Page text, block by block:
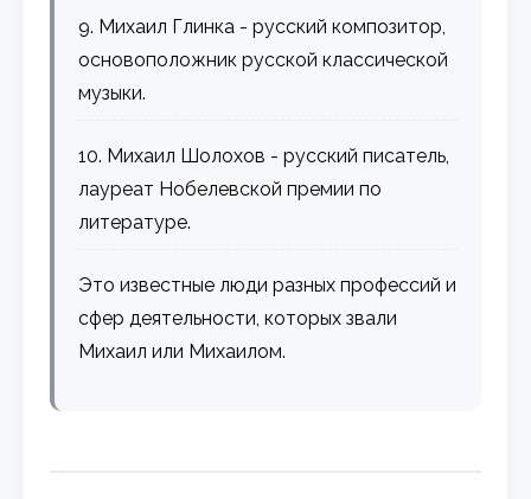
9. Михаил Глинка - русский композитор,
основоположник русской классической
музыки.
10. Михаил Шолохов - русский писатель,
лауреат Нобелевской премии по
литературе.
Это известные люди разных профессий и
сфер деятельности, которых звали
Михаил или Михаилом.